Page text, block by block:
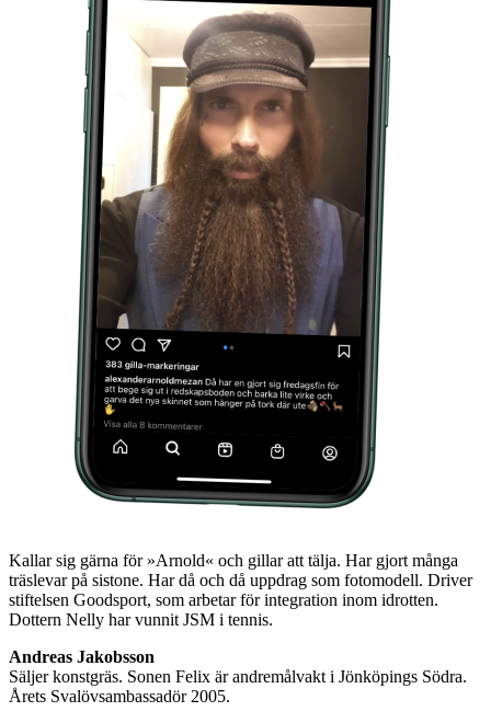
Kallar sig gärna för »Arnold« och gillar att tälja. Har gjort många
träslevar på sistone. Har då och då uppdrag som fotomodell. Driver
stiftelsen Goodsport, som arbetar för integration inom idrotten.
Dottern Nelly har vunnit JSM i tennis.
Andreas Jakobsson
Säljer konstgräs. Sonen Felix är andremålvakt i Jönköpings Södra.
Årets Svalövsambassadör 2005.